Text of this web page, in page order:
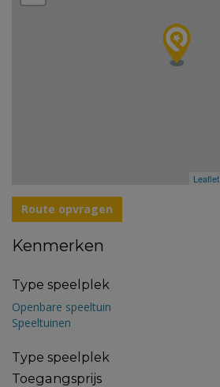
Leaflet
Route opvragen
Kenmerken
Type speelplek
Openbare speeltuin
Speeltuinen
Type speelplek
Toegangsprijs